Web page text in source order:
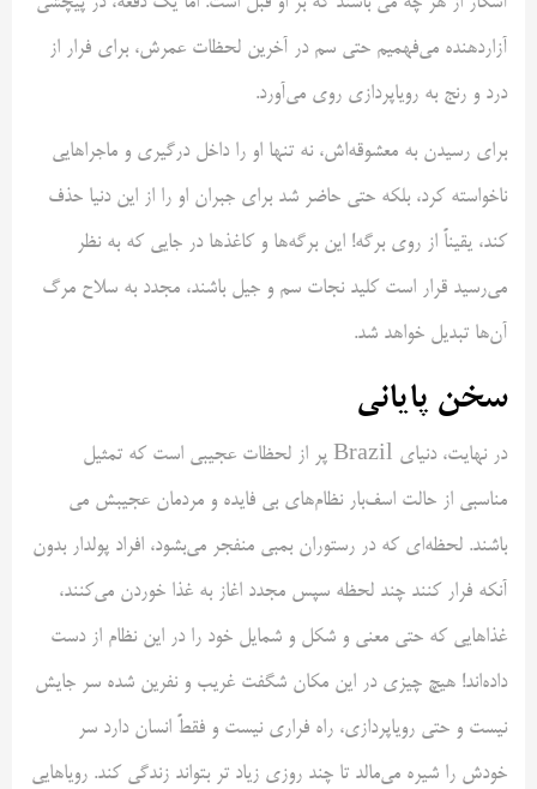
آزاردهنده می‌فهمیم حتی سم در آخرین لحظات عمرش، برای فرار از
درد و رنج به رویاپردازی روی می‌آورد.
برای رسیدن به معشوقه‌اش، نه تنها او را داخل درگیری و ماجراهایی
ناخواسته کرد، بلکه حتی حاضر شد برای جبران او را از این دنیا حذف
کند، یقیناً از روی برگه! این برگه‌ها و کاغذها در جایی که به نظر
می‌رسید قرار است کلید نجات سم و جیل باشند، مجدد به سلاح مرگ
آن‌ها تبدیل خواهد شد.
سخن پایانی
در نهایت، دنیای Brazil پر از لحظات عجیبی است که تمثیل
مناسبی از حالت اسف‌بار نظام‌های بی فایده و مردمان عجیبش می
باشند. لحظه‌ای که در رستوران بمبی منفجر می‌بشود، افراد پولدار بدون
آنکه فرار کنند چند لحظه سپس مجدد اغاز به غذا خوردن می‌کنند،
غذاهایی که حتی معنی و شکل و شمایل خود را در این نظام از دست
داده‌اند! هیچ چیزی در این مکان شگفت غریب و نفرین شده سر جایش
نیست و حتی رویاپردازی، راه فراری نیست و فقطً انسان دارد سر
خودش را شیره می‌مالد تا چند روزی زیاد تر بتواند زندگی کند. رویاهایی